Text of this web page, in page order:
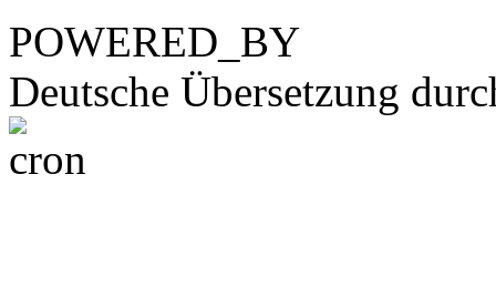
POWERED_BY
Deutsche Übersetzung